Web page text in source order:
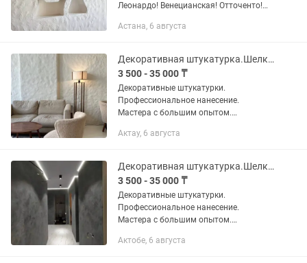
Леонардо! Венецианская! Отточенто!
Мазанка! Травертин! Покраска разных
Астана, 6 августа
Декоративная штукатурка.Шелк.Бетон.Зара.Венецианка под мрамор.Травертин.
3 500 - 35 000 ₸
Декоративные штукатурки.
Профессиональное нанесение.
Мастера с большим опытом.
отделке стен и потолков: -венецианская
Актау, 6 августа
Декоративная штукатурка.Шелк.Бетон.Зара.Венецианка под мрамор.Травертин.
3 500 - 35 000 ₸
Декоративные штукатурки.
Профессиональное нанесение.
Мастера с большим опытом.
отделке стен и потолков: -венецианская
Актобе, 6 августа